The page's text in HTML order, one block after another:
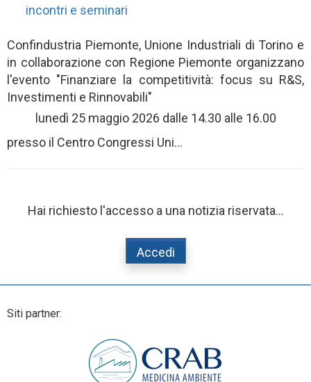
incontri e seminari
Confindustria Piemonte, Unione Industriali di Torino e
in collaborazione con Regione Piemonte organizzano
l'evento "Finanziare la competitività: focus su R&S,
Investimenti e Rinnovabili"
lunedì 25 maggio 2026 dalle 14.30 alle 16.00
presso il Centro Congressi Uni...
Hai richiesto l'accesso a una notizia riservata...
Accedi
Siti partner: